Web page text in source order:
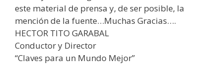
este material de prensa y, de ser posible, la
mención de la fuente…Muchas Gracias….
HECTOR TITO GARABAL
Conductor y Director
“Claves para un Mundo Mejor”